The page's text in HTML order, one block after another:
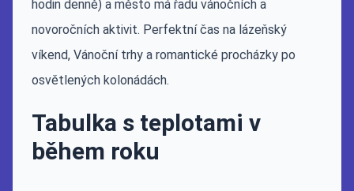
hodin denně) a město má řadu vánočních a
novoročních aktivit. Perfektní čas na lázeňský
víkend, Vánoční trhy a romantické procházky po
osvětlených kolonádách.
Tabulka s teplotami v
během roku